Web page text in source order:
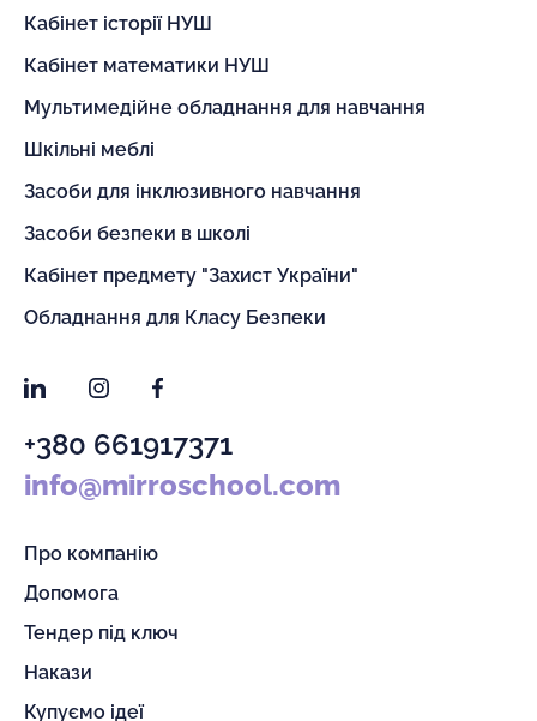
Кабінет історії НУШ
Кабінет математики НУШ
Мультимедійне обладнання для навчання
Шкільні меблі
Засоби для інклюзивного навчання
Засоби безпеки в школі
Кабінет предмету "Захист України"
Обладнання для Класу Безпеки
LinkedInInstagramFacebook
+380 661917371
info@mirroschool.com
Про компанію
Допомога
Тендер під ключ
Накази
Купуємо ідеї